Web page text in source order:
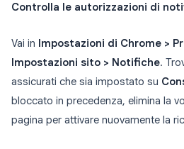
Controlla le autorizzazioni di
Vai in Impostazioni di Chrome >
Impostazioni sito > Notifiche.
assicurati che sia impostato su
bloccato in precedenza, elimina la
pagina per attivare nuovamente la